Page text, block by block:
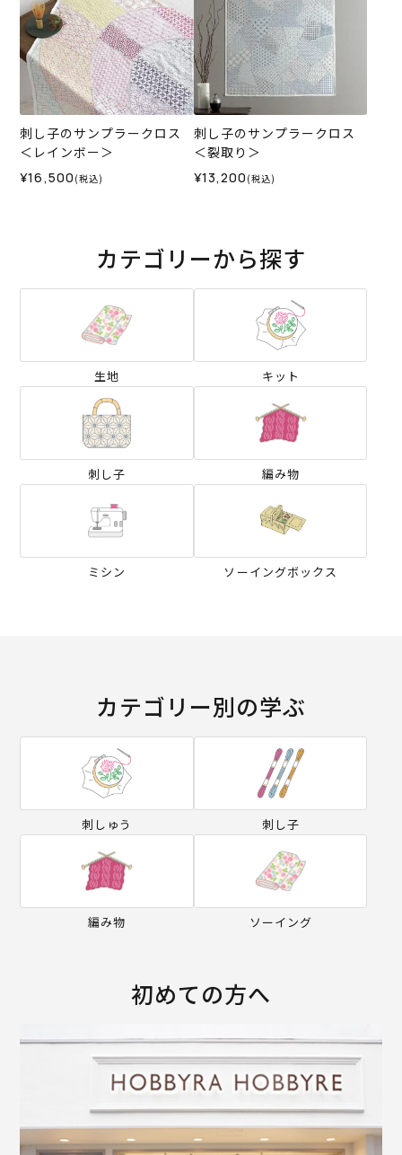
刺し子のサンプラークロス
＜レインボー＞
¥16,500 (税込)
刺し子のサンプラークロス
＜裂取り＞
¥13,200 (税込)
カテゴリーから探す
生地 キット
刺し子 編み物
ミシン ソーイングボックス
カテゴリー別の学ぶ
刺しゅう 刺し子
編み物 ソーイング
初めての方へ